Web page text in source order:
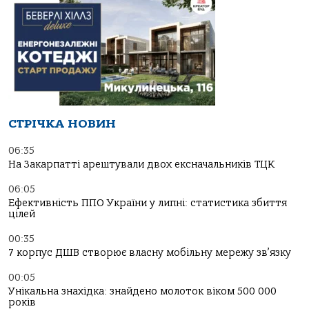
СТРІЧКА НОВИН
06:35
На Закарпатті арештували двох ексначальників ТЦК
06:05
Ефективність ППО України у липні: статистика збиття
цілей
00:35
7 корпус ДШВ створює власну мобільну мережу зв’язку
00:05
Унікальна знахідка: знайдено молоток віком 500 000
років